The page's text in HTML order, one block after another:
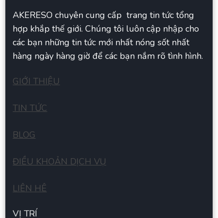
AKERESO chuyên cung cấp trang tin tức tổng
hợp khắp thế giới. Chúng tôi luôn cập nhập cho
các bạn những tin tức mới nhất nóng sốt nhất
hàng ngày hàng giờ để các bạn nắm rõ tình hình.
GIỚI THIỆU
TIN TỨC
BLOG
ĐIỀU KHOẢN DỊCH VỤ
LIÊN HÊ
VỊ TRÍ